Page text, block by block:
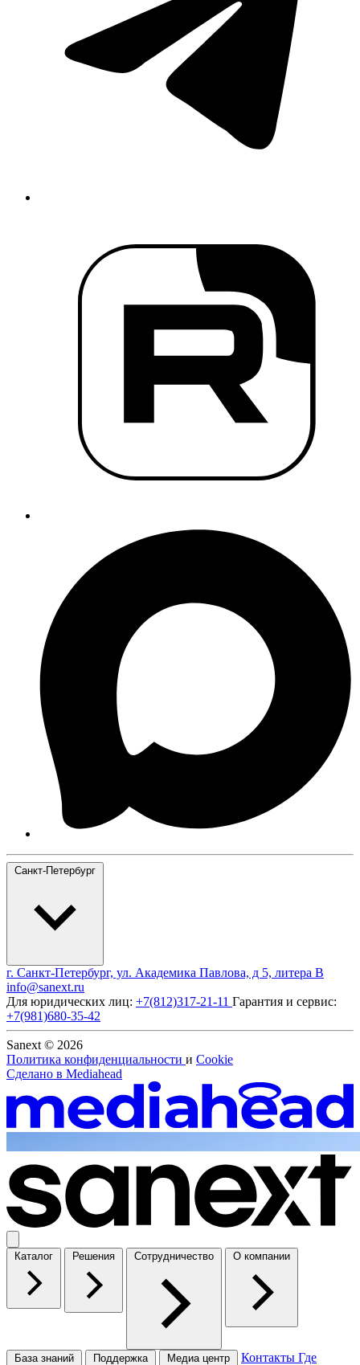
Санкт-Петербург
г. Санкт-Петербург, ул. Академика Павлова, д 5, литера В
info@sanext.ru
Для юридических лиц: +7(812)317-21-11 Гарантия и сервис:
+7(981)680-35-42
Sanext © 2026
Политика конфиденциальности и Cookie
Сделано в Mediahead
Каталог Решения Сотрудничество О компании
База знаний Поддержка Медиа центр Контакты Где